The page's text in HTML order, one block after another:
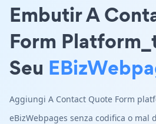
Embutir A
Form
Seu
Aggiungi A Contact Quote Form
eBizWebpages senza codifica o mal